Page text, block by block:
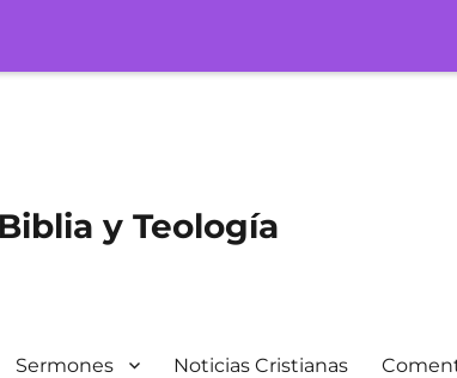
y Teología
Sermones Noticias Cristianas